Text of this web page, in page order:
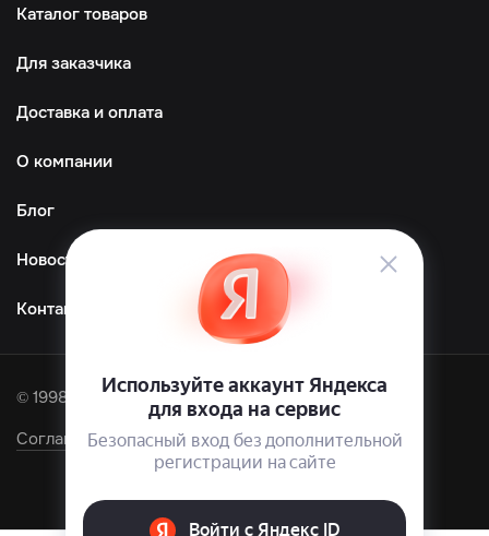
Каталог товаров
Для заказчика
Доставка и оплата
О компании
Блог
Новости
Контакты
© 1998—2026 ООО «ТМграфика»
Соглашение об обработке персональных данных